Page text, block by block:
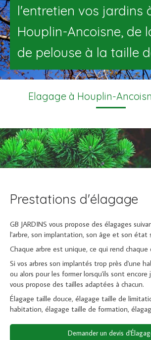
l'entretien vos jardins
Houplin-Ancoisne, de
de pelouse à la taille
Elagage à Houplin-
Prestations d'élagage
GB JARDINS vous propose des élagages
l'arbre, son implantation, son âge et son état
Chaque arbre est unique, ce qui rend
Si vos arbres son implantés trop près d'une
ou alors pour les former lorsqu'ils sont encore
vous propose des tailles adaptées à chacun.
Élagage taille douce, élagage taille de
habitation, élagage taille de formation,
Demander un devis